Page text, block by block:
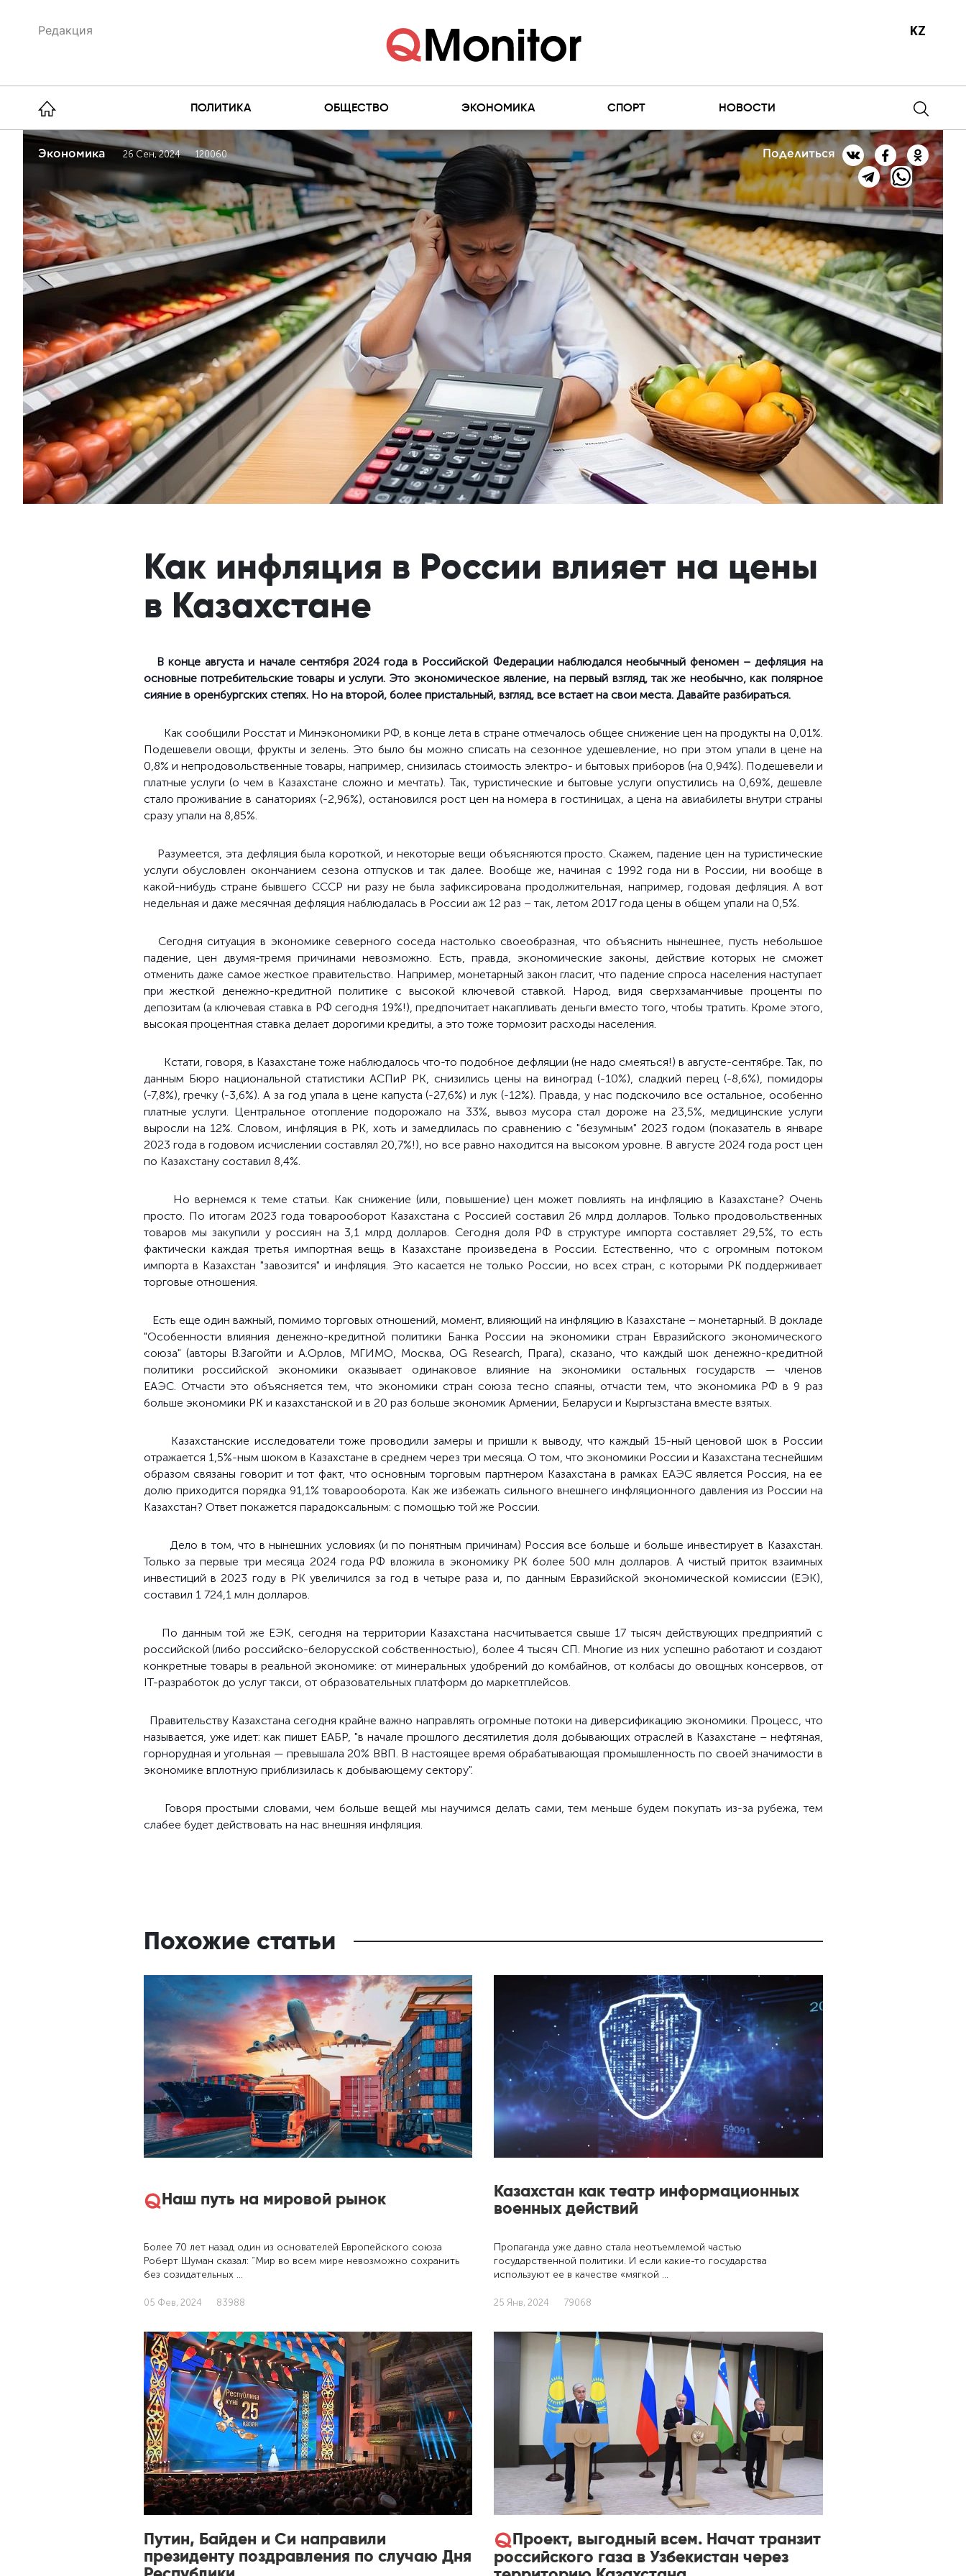
Редакция KZ
ПОЛИТИКА ОБЩЕСТВО ЭКОНОМИКА СПОРТ НОВОСТИ
Экономика 26 Сен, 2024 120060 Поделиться
Как инфляция в России влияет на цены
в Казахстане
В конце августа и начале сентября 2024 года в Российской Федерации наблюдался необычный феномен – дефляция на
основные потребительские товары и услуги. Это экономическое явление, на первый взгляд, так же необычно, как полярное
сияние в оренбургских степях. Но на второй, более пристальный, взгляд, все встает на свои места. Давайте разбираться.
Как сообщили Росстат и Минэкономики РФ, в конце лета в стране отмечалосьобщееснижение цен на продукты на 0,01%.
Подешевели овощи, фрукты и зелень. Это было бы можно списать на сезонное удешевление, но при этом упали в цене на
0,8% и непродовольственные товары, например, снизилась стоимость электро- и бытовых приборов (на 0,94%). Подешевели и
платные услуги (о чем в Казахстане сложно и мечтать). Так, туристические и бытовые услуги опустились на 0,69%, дешевле
стало проживание в санаториях (-2,96%), остановился рост цен на номера в гостиницах, а цена на авиабилеты внутри страны
сразу упали на 8,85%.
Разумеется, эта дефляция была короткой, и некоторые вещи объясняются просто. Скажем, падение цен на туристические
услуги обусловлен окончанием сезона отпусков и так далее. Вообще же, начиная с 1992 года ни в России, ни вообще в
какой-нибудь стране бывшего СССР ни разу не была зафиксирована продолжительная, например, годовая дефляция. А вот
недельная и даже месячная дефляция наблюдалась в России аж 12 раз – так, летом 2017 года цены в общем упали на 0,5%.
Сегодня ситуация в экономикесеверного соседа настолько своеобразная, что объяснить нынешнее, пусть небольшое
падение, цен двумя-тремя причинами невозможно. Есть, правда, экономические законы, действие которых не сможет
отменить даже самое жесткое правительство. Например, монетарный закон гласит, что падение спроса населения наступает
при жесткой денежно-кредитной политике с высокой ключевой ставкой. Народ, видя сверхзаманчивые проценты по
депозитам (а ключевая ставка в РФ сегодня 19%!), предпочитает накапливать деньги вместо того, чтобы тратить. Кроме этого,
высокая процентная ставка делает дорогими кредиты, а это тоже тормозит расходы населения.
Кстати, говоря, в Казахстане тоже наблюдалось что-то подобное дефляции (не надо смеяться!) в августе-сентябре. Так, по
данным Бюро национальной статистики АСПиР РК, снизились цены на виноград (-10%), сладкий перец (-8,6%), помидоры
(-7,8%), гречку (-3,6%). А за год упала в цене капуста (-27,6%) и лук (-12%). Правда, у нас подскочило все остальное, особенно
платные услуги. Центральное отопление подорожало на 33%, вывоз мусора стал дороже на 23,5%, медицинские услуги
выросли на 12%. Словом, инфляция в РК, хоть и замедлилась по сравнению с "безумным" 2023 годом (показательв январе
2023 года в годовом исчислении составлял 20,7%!), но все равно находится на высоком уровне. В августе 2024 годарост цен
по Казахстану составил 8,4%.
Но вернемся к теме статьи. Как снижение (или, повышение) цен может повлиять на инфляцию в Казахстане? Очень
просто. По итогам 2023 года товарооборот Казахстана с Россией составил 26 млрд долларов. Только продовольственных
товаров мы закупили у россиян на 3,1 млрд долларов. Сегодня доля РФ в структуре импорта составляет 29,5%, то есть
фактически каждая третья импортная вещь в Казахстане произведена в России. Естественно, что с огромным потоком
импорта в Казахстан "завозится" и инфляция. Это касается не только России, но всех стран, с которыми РК поддерживает
торговые отношения.
Есть еще один важный, помимо торговых отношений, момент, влияющий на инфляцию в Казахстане – монетарный. В докладе
"Особенности влияния денежно-кредитной политики Банка России на экономики стран Евразийского экономического
союза" (авторы В.Загойти и А.Орлов, МГИМО, Москва, OG Research, Прага), сказано, что каждый шок денежно-кредитной
политики российской экономики оказывает одинаковое влияние на экономики остальных государств — членов
ЕАЭС. Отчасти это объясняется тем, что экономики стран союза тесно спаяны, отчасти тем, что экономика РФ в 9 раз
больше экономики РК и казахстанской и в 20 раз больше экономик Армении, Беларуси и Кыргызстана вместе взятых.
Казахстанские исследователи тоже проводили замеры и пришли к выводу, что каждый 15-ный ценовой шок в России
отражается 1,5%-ным шоком в Казахстане в среднем через три месяца. О том, что экономики России и Казахстана теснейшим
образом связаны говорит и тот факт, что основным торговым партнером Казахстана в рамках ЕАЭС является Россия, на ее
долю приходится порядка 91,1% товарооборота. Как же избежать сильного внешнего инфляционного давления из России на
Казахстан? Ответ покажется парадоксальным: с помощью той же России.
Дело в том, что в нынешних условиях (и по понятным причинам) Россия все больше и больше инвестирует в Казахстан.
Только за первые три месяца 2024 года РФ вложила в экономику РК более 500 млн долларов. А чистый приток взаимных
инвестиций в 2023 году в РК увеличился за год в четыре раза и, по данным Евразийской экономической комиссии (ЕЭК),
составил 1 724,1 млн долларов.
По данным той же ЕЭК, сегодня на территории Казахстана насчитывается свыше 17 тысяч действующих предприятий с
российской (либо российско-белорусской собственностью), более 4 тысяч СП. Многие из них успешно работают и создают
конкретные товары в реальной экономике: от минеральных удобрений до комбайнов, от колбасы до овощных консервов, от
IT-разработок до услуг такси, от образовательных платформ до маркетплейсов.
Правительству Казахстана сегодня крайне важно направлять огромные потоки на диверсификацию экономики. Процесс, что
называется, уже идет: как пишет ЕАБР, "в начале прошлого десятилетия доля добывающих отраслей в Казахстане – нефтяная,
горнорудная и угольная — превышала 20% ВВП. В настоящее время обрабатывающая промышленность по своей значимости в
экономике вплотную приблизилась к добывающему сектору".
Говоря простыми словами, чем больше вещей мы научимся делать сами, тем меньше будем покупать из-за рубежа, тем
слабее будет действовать на нас внешняя инфляция.
Похожие статьи
Наш путь на мировой рынок
Более 70 лет назад один из основателей Европейского союза
Роберт Шуман сказал: “Мир во всем мире невозможно сохранить
без созидательных …
05 Фев, 2024 83988
Казахстан как театр информационных
военных действий
Пропаганда уже давно стала неотъемлемой частью
государственной политики. И если какие-то государства
используют ее в качестве «мягкой …
25 Янв, 2024 79068
Путин, Байден и Си направили
президенту поздравления по случаю Дня
Проект, выгодный всем. Начат транзит
российского газа в Узбекистан через